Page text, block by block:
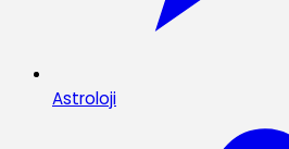
Astroloji